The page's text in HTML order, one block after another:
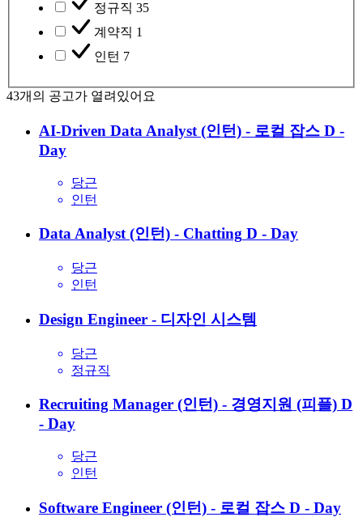
정규직 35
계약직 1
인턴 7
43개의 공고가 열려있어요
AI-Driven Data Analyst (인턴) - 로컬 잡스 D -
Day
당근
인턴
Data Analyst (인턴) - Chatting D - Day
당근
인턴
Design Engineer - 디자인 시스템
당근
정규직
Recruiting Manager (인턴) - 경영지원 (피플) D
- Day
당근
인턴
Software Engineer (인턴) - 로컬 잡스 D - Day